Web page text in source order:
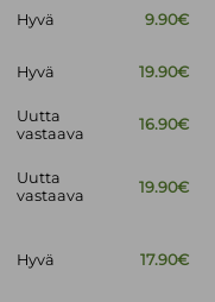
Hyvä 9.90€
Hyvä 19.90€
Uutta
vastaava
16.90€
Uutta
vastaava
19.90€
Hyvä 17.90€